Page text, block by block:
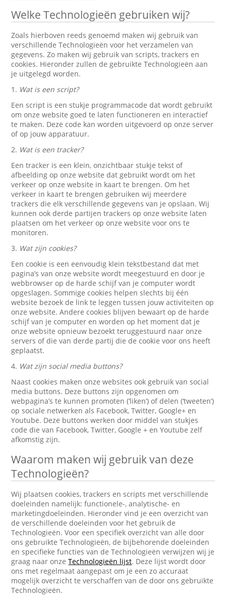
Welke Technologieën gebruiken wij?
Zoals hierboven reeds genoemd maken wij gebruik van
verschillende Technologieën voor het verzamelen van
gegevens. Zo maken wij gebruik van scripts, trackers en
cookies. Hieronder zullen de gebruikte Technologieën aan
je uitgelegd worden.
1. Wat is een script?
Een script is een stukje programmacode dat wordt gebruikt
om onze website goed te laten functioneren en interactief
te maken. Deze code kan worden uitgevoerd op onze server
of op jouw apparatuur.
2. Wat is een tracker?
Een tracker is een klein, onzichtbaar stukje tekst of
afbeelding op onze website dat gebruikt wordt om het
verkeer op onze website in kaart te brengen. Om het
verkeer in kaart te brengen gebruiken wij meerdere
trackers die elk verschillende gegevens van je opslaan. Wij
kunnen ook derde partijen trackers op onze website laten
plaatsen om het verkeer op onze website voor ons te
monitoren.
3. Wat zijn cookies?
Een cookie is een eenvoudig klein tekstbestand dat met
pagina’s van onze website wordt meegestuurd en door je
webbrowser op de harde schijf van je computer wordt
opgeslagen. Sommige cookies helpen slechts bij één
website bezoek de link te leggen tussen jouw activiteiten op
onze website. Andere cookies blijven bewaart op de harde
schijf van je computer en worden op het moment dat je
onze website opnieuw bezoekt teruggestuurd naar onze
servers of die van derde partij die de cookie voor ons heeft
geplaatst.
4. Wat zijn social media buttons?
Naast cookies maken onze websites ook gebruik van social
media buttons. Deze buttons zijn opgenomen om
webpagina’s te kunnen promoten (‘liken’) of delen (‘tweeten’)
op sociale netwerken als Facebook, Twitter, Google+ en
Youtube. Deze buttons werken door middel van stukjes
code die van Facebook, Twitter, Google + en Youtube zelf
afkomstig zijn.
Waarom maken wij gebruik van deze
Technologieën?
Wij plaatsen cookies, trackers en scripts met verschillende
doeleinden namelijk: functionele-, analytische- en
marketingdoeleinden. Hieronder vind je een overzicht van
de verschillende doeleinden voor het gebruik de
Technologieën. Voor een specifiek overzicht van alle door
ons gebruikte Technologieën, de bijbehorende doeleinden
en specifieke functies van de Technologieën verwijzen wij je
graag naar onzeTechnologieën lijst. Deze lijst wordt door
ons met regelmaat aangepast om je een zo accuraat
mogelijk overzicht te verschaffen van de door ons gebruikte
Technologieën.